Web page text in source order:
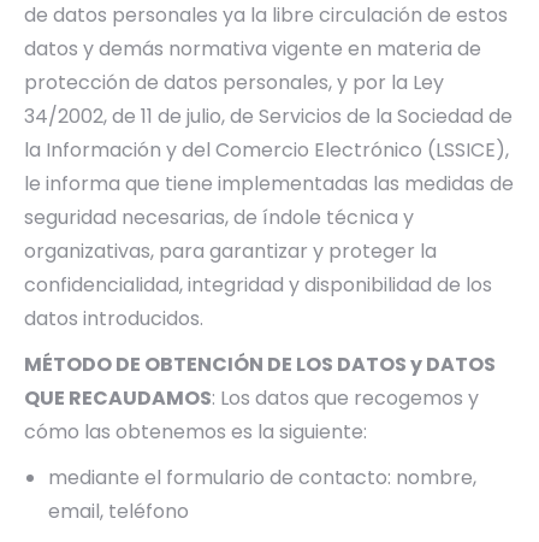
de datos personales ya la libre circulación de estos
datos y demás normativa vigente en materia de
protección de datos personales, y por la Ley
34/2002, de 11 de julio, de Servicios de la Sociedad de
la Información y del Comercio Electrónico (LSSICE),
le informa que tiene implementadas las medidas de
seguridad necesarias, de índole técnica y
organizativas, para garantizar y proteger la
confidencialidad, integridad y disponibilidad de los
datos introducidos.
MÉTODO DE OBTENCIÓN DE LOS DATOS y DATOS
QUE RECAUDAMOS: Los datos que recogemos y
cómo las obtenemos es la siguiente:
mediante el formulario de contacto: nombre,
email, teléfono